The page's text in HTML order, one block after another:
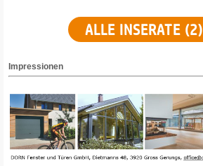
ALLE INSERATE (2)
Impressionen